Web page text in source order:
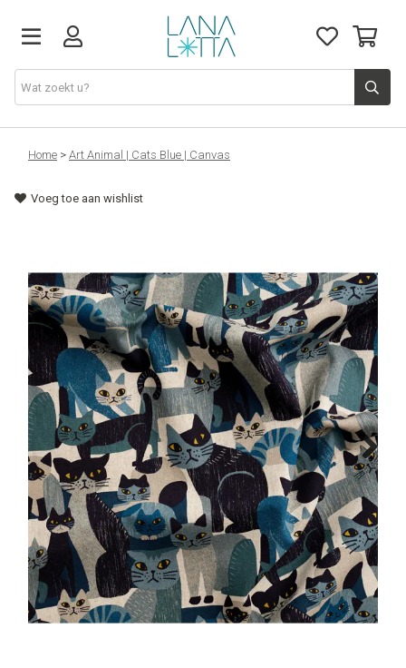
Stoffen
Fournituren
Patronen
Naaimachines
Workshops
Tips & tricks
Cadeaubon
Solden
Contact
Home > Art Animal | Cats Blue | Canvas
Voeg toe aan wishlist
Next